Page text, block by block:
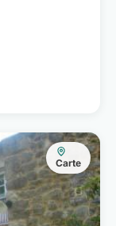
Carte